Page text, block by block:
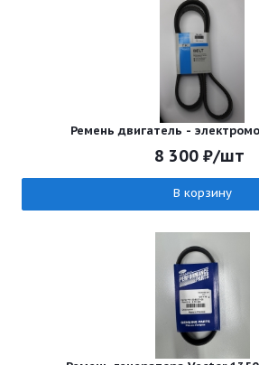
Ремень двигатель -
8 300₽/шт
В корзину